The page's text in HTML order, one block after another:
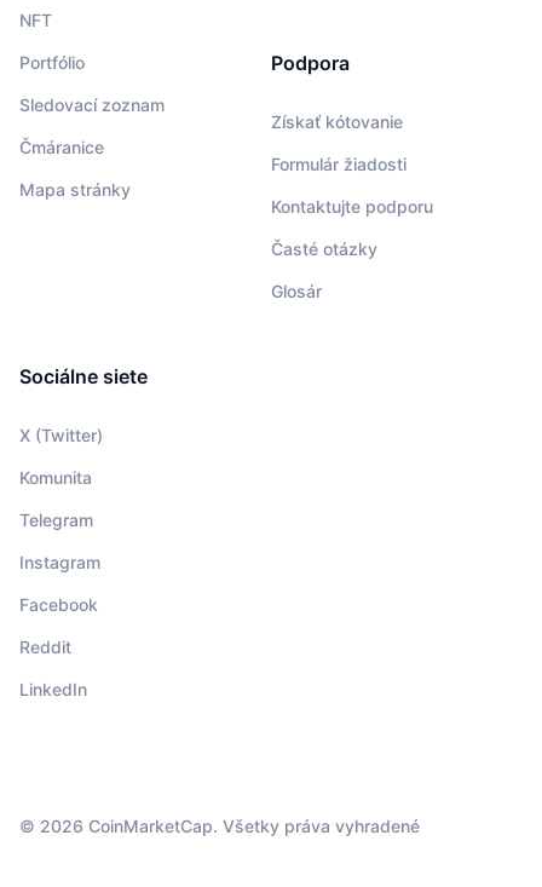
NFT
Portfólio
Sledovací zoznam
Čmáranice
Mapa stránky
Podpora
Získať kótovanie
Formulár žiadosti
Kontaktujte podporu
Časté otázky
Glosár
Sociálne siete
X (Twitter)
Komunita
Telegram
Instagram
Facebook
Reddit
LinkedIn
© 2026 CoinMarketCap. Všetky práva vyhradené